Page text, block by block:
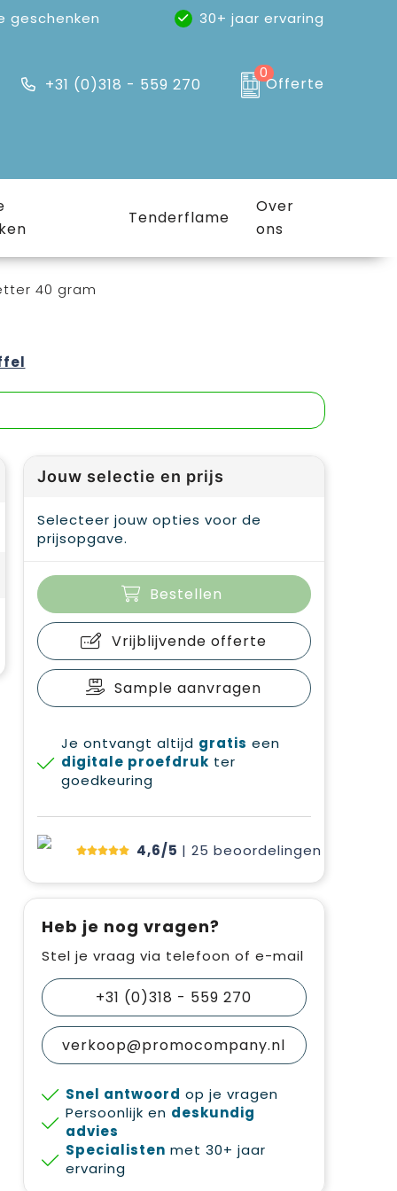
geschenken 30+ jaar ervaring
+31 (0)318 - 559 270
0
Offerte
Tenderflame
Over
ons
40 gram
Jouw selectie en prijs
Selecteer jouw opties voor de
prijsopgave.
Bestellen
Vrijblijvende offerte
Sample aanvragen
Je ontvangt altijd gratis een
digitale proefdruk ter
goedkeuring
4,6/5 | 25 beoordelingen
Heb je nog vragen?
Stel je vraag via telefoon of e-mail
+31 (0)318 - 559 270
verkoop@promocompany.nl
Snel antwoord op je vragen
Persoonlijk en deskundig
advies
Specialisten met 30+ jaar
ervaring